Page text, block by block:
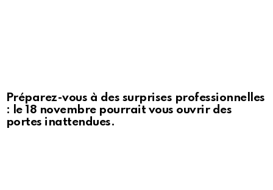
Préparez-vous à des surprises professionnelles
: le 18 novembre pourrait vous ouvrir des
portes inattendues.